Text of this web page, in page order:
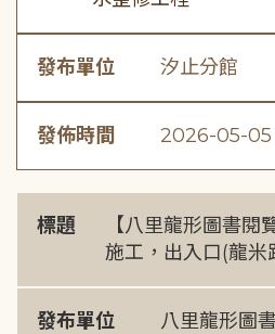
發布單位 汐止分館
發佈時間 2026-05-05
標題
【八里龍形圖書閱
施工，出入口(龍米
發布單位 八里龍形圖